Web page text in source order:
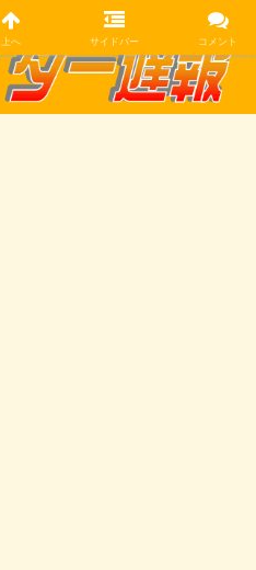
上へ サイドバー コメント